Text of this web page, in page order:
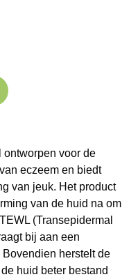
ontworpen voor de
eczeem en biedt
van jeuk. Het product
van de huid na om
(Transepidermal
bij aan een
herstelt de
huid beter bestand